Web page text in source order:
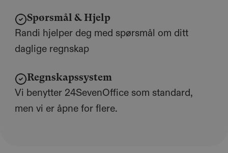
Spørsmål & Hjelp
Randi hjelper deg med spørsmål om ditt
daglige regnskap
Regnskapssystem
Vi benytter 24SevenOffice som standard,
men vi er åpne for flere.